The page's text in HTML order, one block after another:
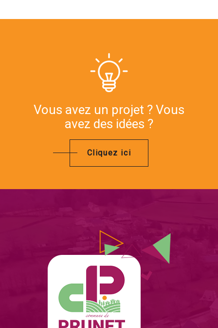
Vous avez un projet ? Vous
avez des idées ?
Cliquez ici